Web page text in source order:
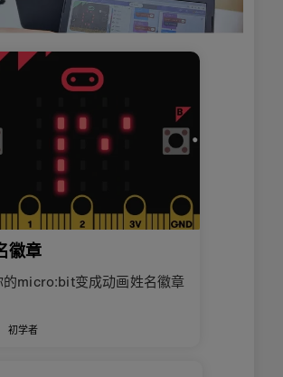
徽章
的micro:bit变成动画姓名徽章
初学者